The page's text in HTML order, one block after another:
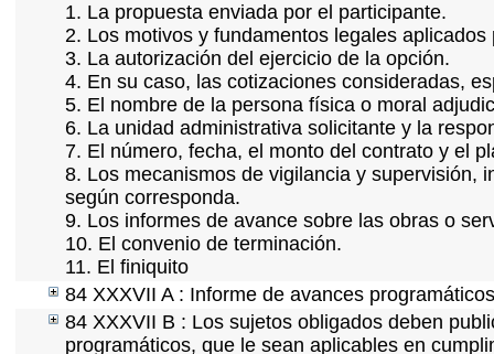
1. La propuesta enviada por el participante.
2. Los motivos y fundamentos legales
3. La autorización del ejercicio de la opción.
4. En su caso, las cotizaciones consideradas,
5. El nombre de la persona física o moral
6. La unidad administrativa solicitante y la
7. El número, fecha, el monto del contrato y el
8. Los mecanismos de vigilancia y supervisión,
según corresponda.
9. Los informes de avance sobre las obras o
10. El convenio de terminación.
11. El finiquito
84 XXXVII A : Informe de avances
84 XXXVII B : Los sujetos obligados deben
programáticos, que le sean aplicables en